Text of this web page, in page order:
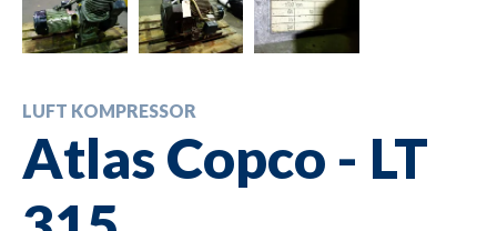
LUFT KOMPRESSOR
Atlas Copco - LT